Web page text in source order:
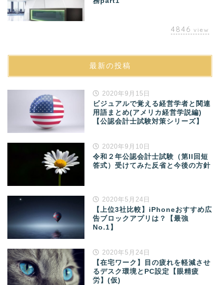
4846 view
最新の投稿
2020年9月15日
ビジュアルで覚える経営学者と関連
用語まとめ(アメリカ経営学説編)
【公認会計士試験対策シリーズ】
2020年9月10日
令和２年公認会計士試験（第II回短
答式）受けてみた反省と今後の方針
2020年5月24日
【上位3社比較】iPhoneおすすめ広
告ブロックアプリは？【最強
No.1】
2020年5月24日
【在宅ワーク】目の疲れを軽減させ
るデスク環境とPC設定【眼精疲
労】(仮)